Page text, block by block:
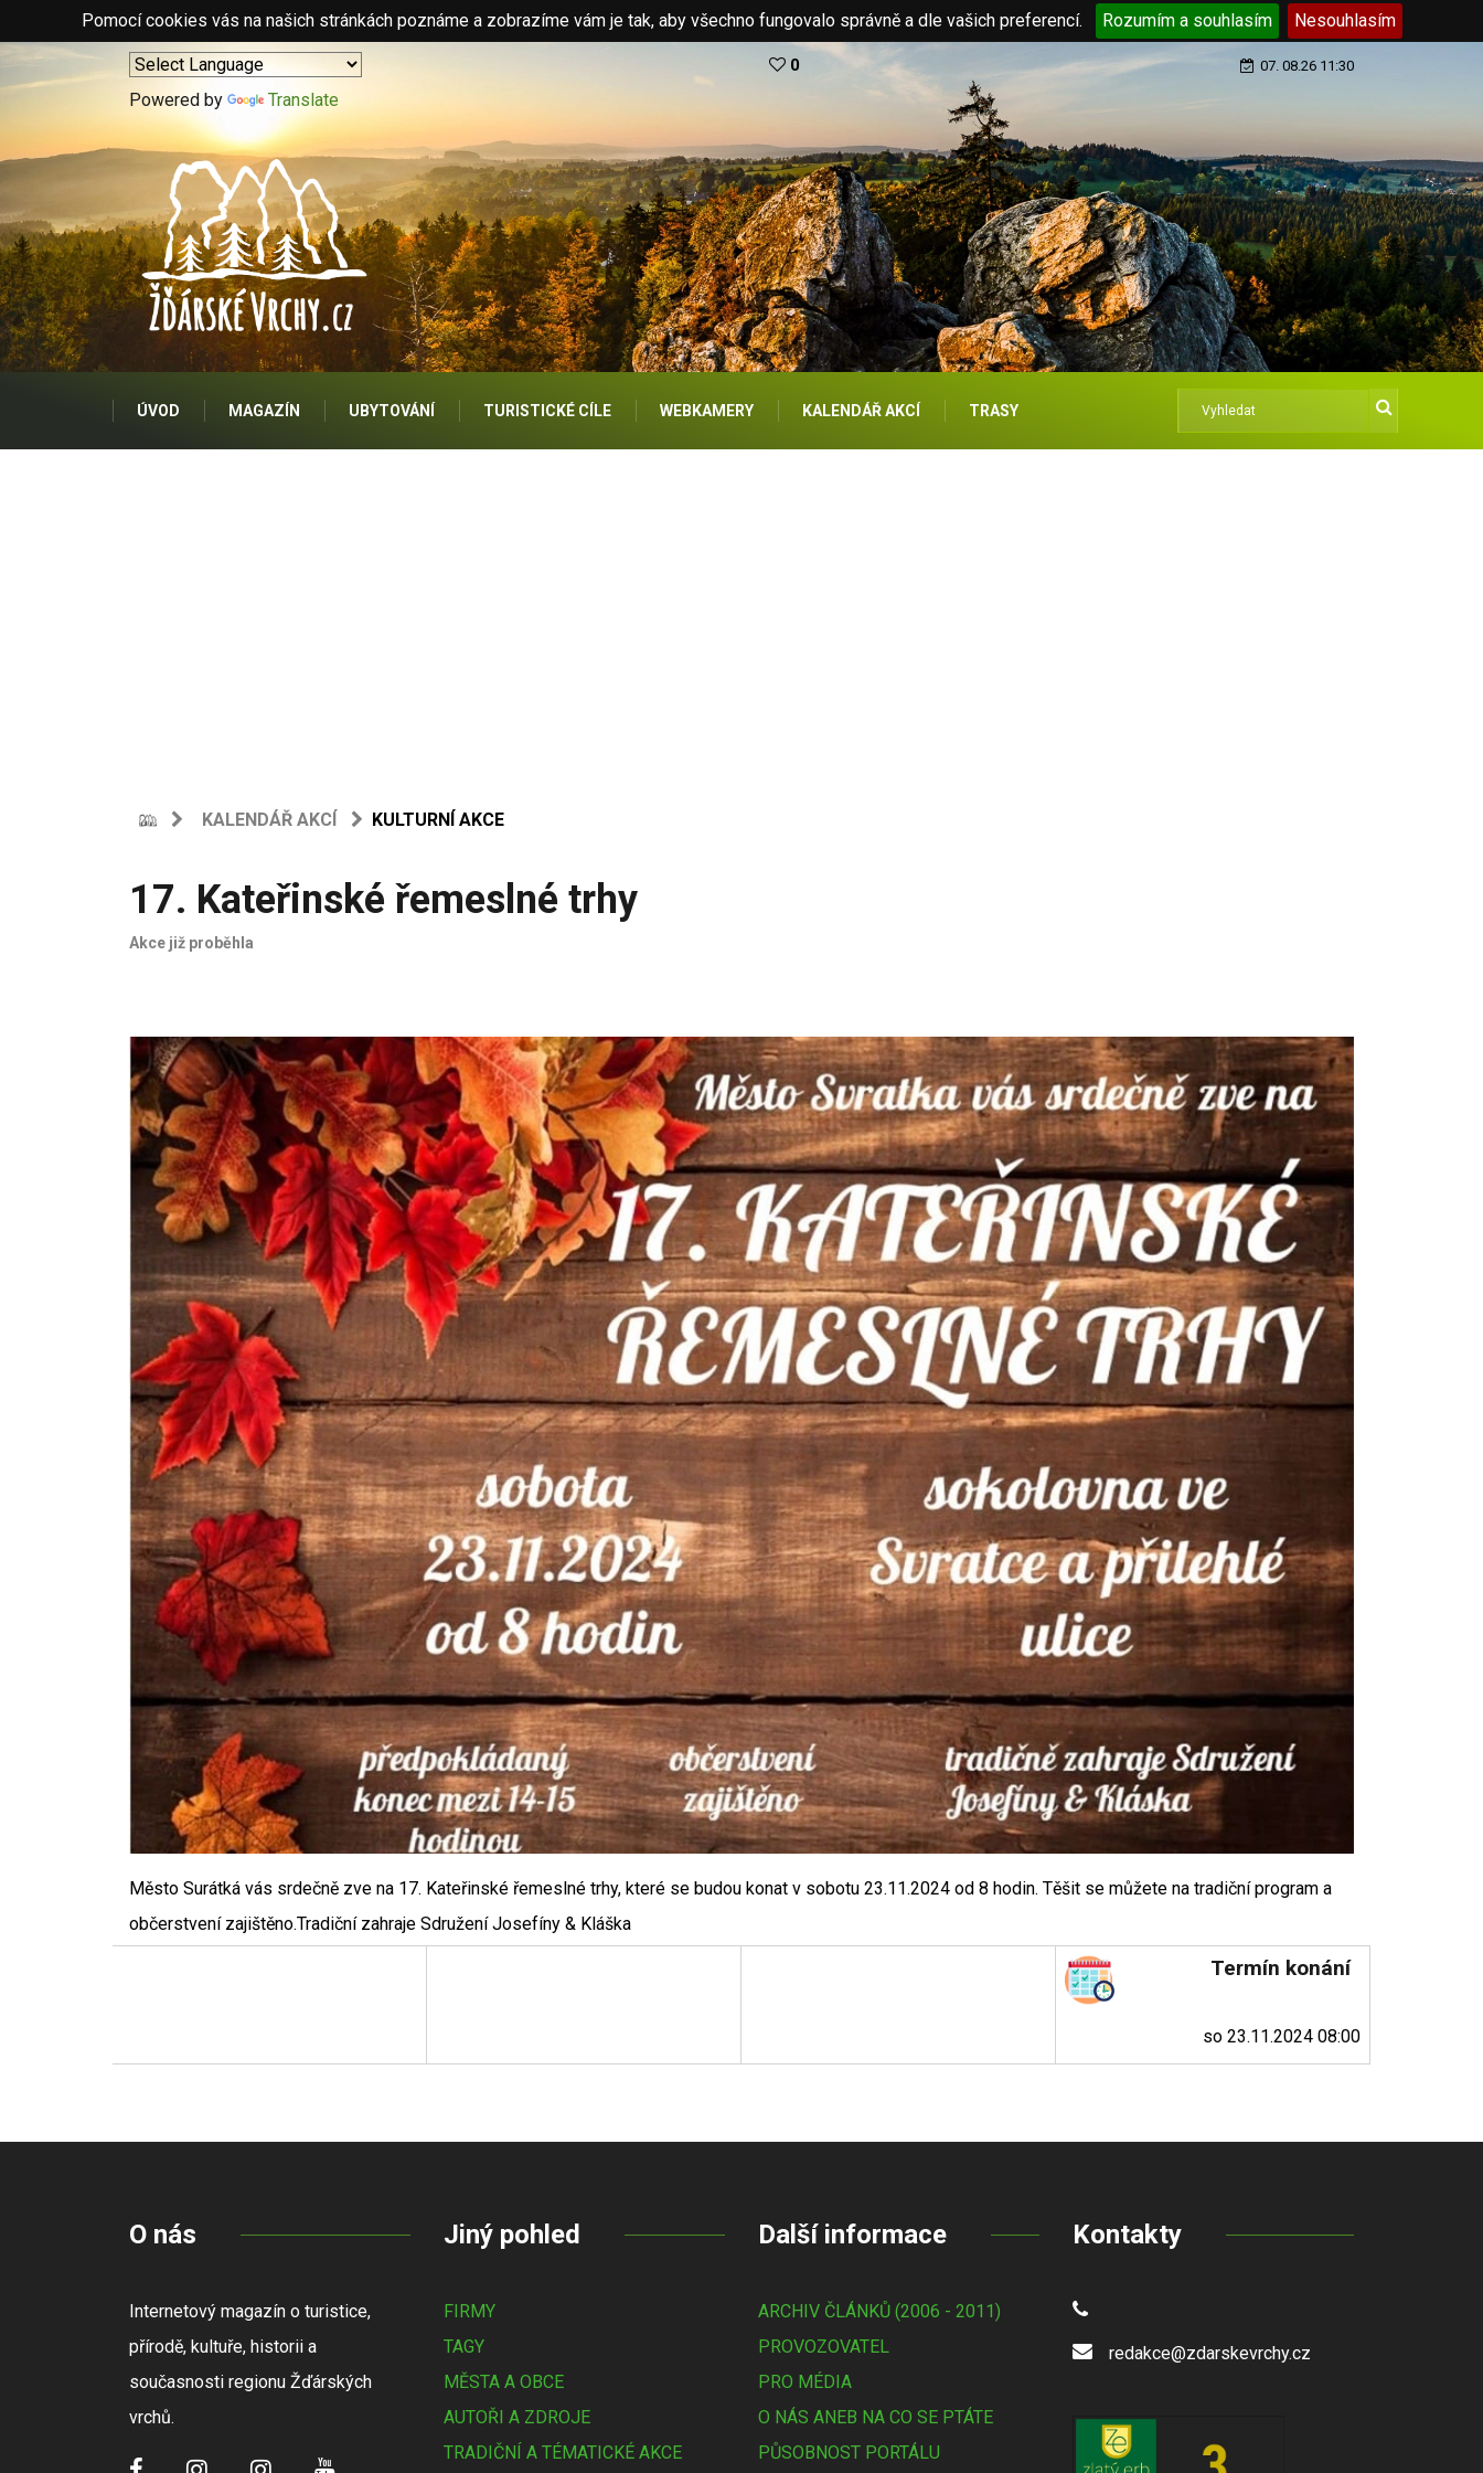
Pomocí cookies vás na našich stránkách poznáme a zobrazíme vám je tak, aby všechno fungovalo správně a dle vašich preferencí. Rozumím a souhlasím Nesouhlasím
Powered by Translate
0 07. 08.26 11:30
ÚVOD MAGAZÍN UBYTOVÁNÍ TURISTICKÉ CÍLE WEBKAMERY KALENDÁŘ AKCÍ TRASY
KALENDÁŘ AKCÍ KULTURNÍ AKCE
17. Kateřinské řemeslné trhy
Akce již proběhla
Město Surátká vás srdečně zve na 17. Kateřinské řemeslné trhy, které se budou konat v sobotu 23.11.2024 od 8 hodin. Těšit se můžete na tradiční program a
občerstvení zajištěno.Tradiční zahraje Sdružení Josefíny & Kláška
Termín konání
so 23.11.2024 08:00
O nás
Internetový magazín o turistice,
přírodě, kultuře, historii a
současnosti regionu Žďárských
vrchů.
Jiný pohled
FIRMY
TAGY
MĚSTA A OBCE
AUTOŘI A ZDROJE
TRADIČNÍ A TÉMATICKÉ AKCE
Další informace
ARCHIV ČLÁNKŮ (2006 - 2011)
PROVOZOVATEL
PRO MÉDIA
O NÁS ANEB NA CO SE PTÁTE
PŮSOBNOST PORTÁLU
Kontakty
redakce@zdarskevrchy.cz